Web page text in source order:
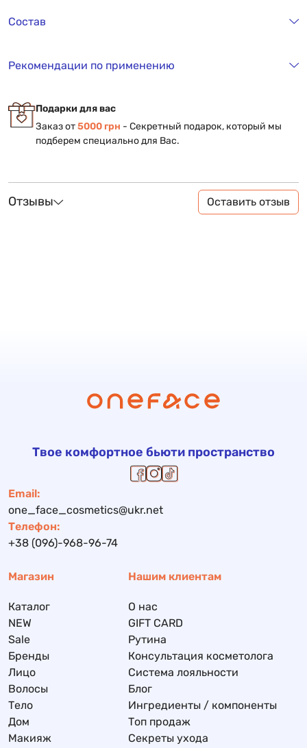
Состав
Рекомендации по применению
Подарки для вас
Заказ от5000 грн - Секретный подарок, который мы
подберем специально для Вас.
Отзывы Оставить отзыв
Твое комфортное бьюти пространство
Email:
one_face_cosmetics@ukr.net
Телефон:
+38 (096)-968-96-74
Магазин
Каталог
NEW
Sale
Бренды
Лицо
Волосы
Тело
Дом
Макияж
Нашим клиентам
О нас
GIFT CARD
Рутина
Консультация косметолога
Система лояльности
Блог
Ингредиенты / компоненты
Топ продаж
Секреты ухода